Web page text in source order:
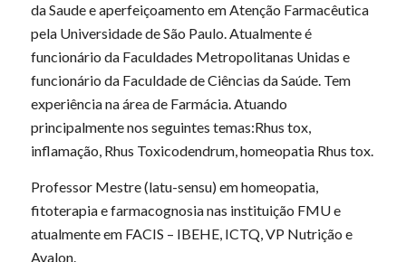
da Saude e aperfeiçoamento em Atenção Farmacêutica
pela Universidade de São Paulo. Atualmente é
funcionário da Faculdades Metropolitanas Unidas e
funcionário da Faculdade de Ciências da Saúde. Tem
experiência na área de Farmácia. Atuando
principalmente nos seguintes temas:Rhus tox,
inflamação, Rhus Toxicodendrum, homeopatia Rhus tox.
Professor Mestre (latu-sensu) em homeopatia,
fitoterapia e farmacognosia nas instituição FMU e
atualmente em FACIS – IBEHE, ICTQ, VP Nutrição e
Avalon.